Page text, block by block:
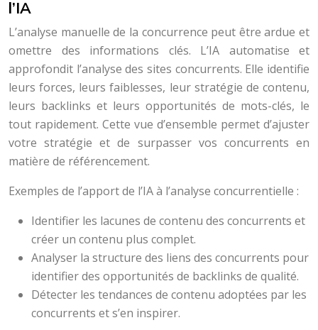
l’IA
L’analyse manuelle de la concurrence peut être ardue et
omettre des informations clés. L’IA automatise et
approfondit l’analyse des sites concurrents. Elle identifie
leurs forces, leurs faiblesses, leur stratégie de contenu,
leurs backlinks et leurs opportunités de mots-clés, le
tout rapidement. Cette vue d’ensemble permet d’ajuster
votre stratégie et de surpasser vos concurrents en
matière de référencement.
Exemples de l’apport de l’IA à l’analyse concurrentielle :
Identifier les lacunes de contenu des concurrents et
créer un contenu plus complet.
Analyser la structure des liens des concurrents pour
identifier des opportunités de backlinks de qualité.
Détecter les tendances de contenu adoptées par les
concurrents et s’en inspirer.